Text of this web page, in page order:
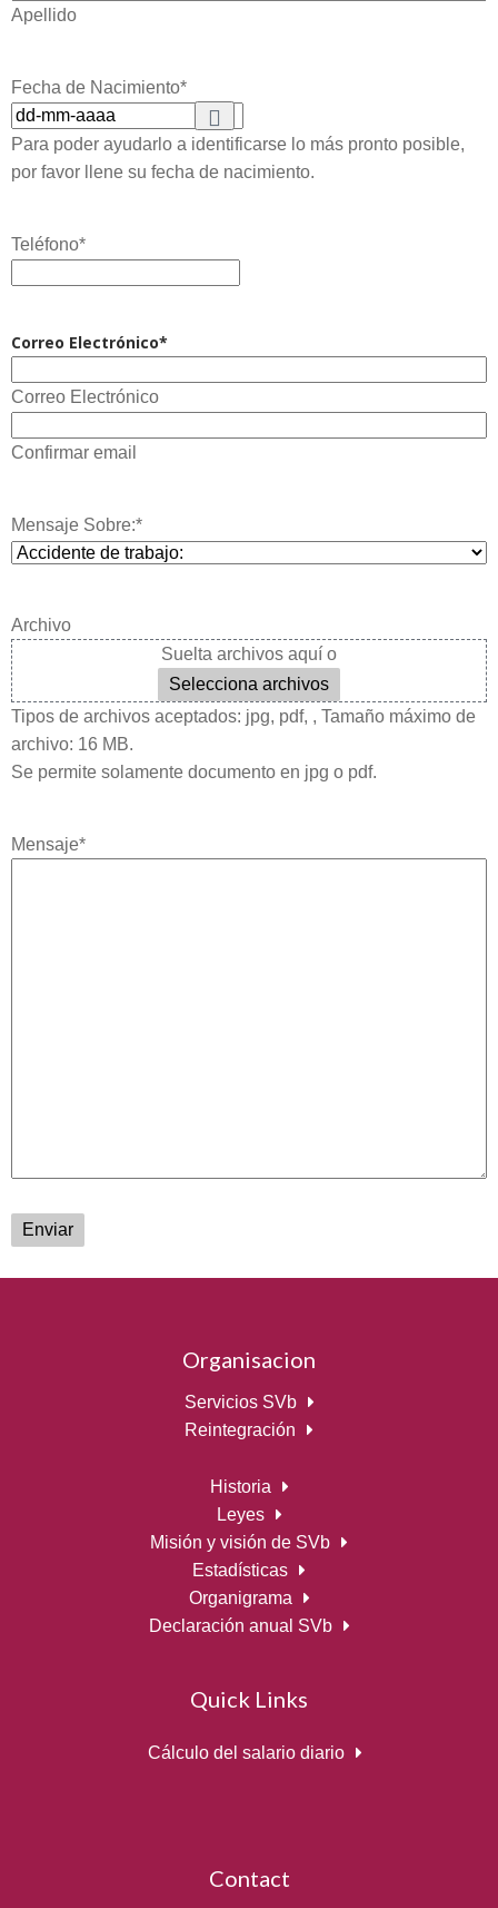
Apellido
Fecha de Nacimiento*
Para poder ayudarlo a identificarse lo más pronto posible,
por favor llene su fecha de nacimiento.
Teléfono*
Correo Electrónico*
Correo Electrónico
Confirmar email
Mensaje Sobre:*
Archivo
Suelta archivos aquí o
Selecciona archivos
Tipos de archivos aceptados: jpg, pdf, , Tamaño máximo de
archivo: 16 MB.
Se permite solamente documento en jpg o pdf.
Mensaje*
Enviar
Organisacion
Servicios SVb
Reintegración
Historia
Leyes
Misión y visión de SVb
Estadísticas
Organigrama
Declaración anual SVb
Quick Links
Cálculo del salario diario
Contact